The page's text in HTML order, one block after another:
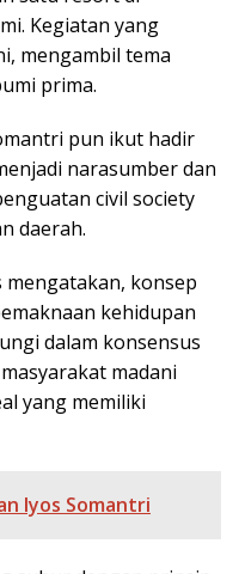
Kegiatan yang
mengambil tema
prima.
pun ikut hadir
narasumber dan
civil society
daerah.
konsep
kehidupan
dalam konsensus
madani
yang memiliki
Iyos Somantri